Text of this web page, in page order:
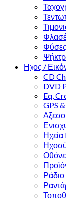
Ηχος /
CD
DVD
Eq,
GPS